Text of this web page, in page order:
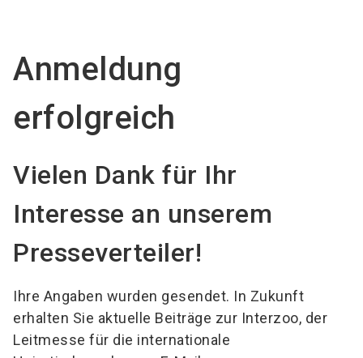
Anmeldung
erfolgreich
Vielen Dank für Ihr
Interesse an unserem
Presseverteiler!
Ihre Angaben wurden gesendet. In Zukunft
erhalten Sie aktuelle Beiträge zur Interzoo, der
Leitmesse für die internationale